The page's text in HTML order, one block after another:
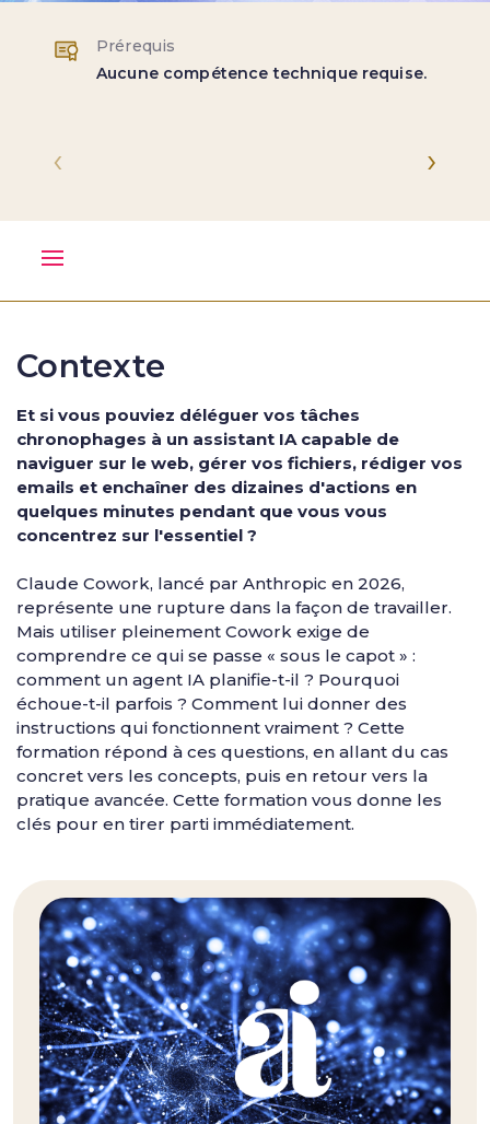
Prérequis
Aucune compétence technique requise.
‹ ›
Contexte
Et si vous pouviez déléguer vos tâches
chronophages à un assistant IA capable de
naviguer sur le web, gérer vos fichiers, rédiger vos
emails et enchaîner des dizaines d'actions en
quelques minutes pendant que vous vous
concentrez sur l'essentiel ?
Claude Cowork, lancé par Anthropic en 2026,
représente une rupture dans la façon de travailler.
Mais utiliser pleinement Cowork exige de
comprendre ce qui se passe « sous le capot » :
comment un agent IA planifie-t-il ? Pourquoi
échoue-t-il parfois ? Comment lui donner des
instructions qui fonctionnent vraiment ? Cette
formation répond à ces questions, en allant du cas
concret vers les concepts, puis en retour vers la
pratique avancée. Cette formation vous donne les
clés pour en tirer parti immédiatement.